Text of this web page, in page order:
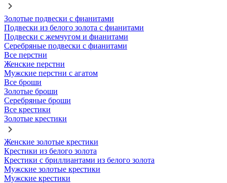
Золотые подвески с фианитами
Подвески из белого золота с фианитами
Подвески с жемчугом и фианитами
Серебряные подвески с фианитами
Все перстни
Женские перстни
Мужские перстни с агатом
Все броши
Золотые броши
Серебряные броши
Все крестики
Золотые крестики
Женские золотые крестики
Крестики из белого золота
Крестики с бриллиантами из белого золота
Мужские золотые крестики
Мужские крестики